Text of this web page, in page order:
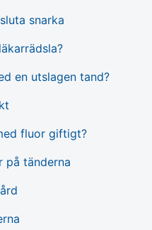
snarka
en utslagen tand?
fluor giftigt?
på tänderna